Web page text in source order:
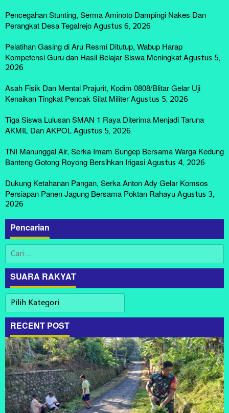
Pencegahan Stunting, Serma Aminoto Dampingi Nakes Dan
Perangkat Desa Tegalrejo Agustus 6, 2026
Pelatihan Gasing di Aru Resmi Ditutup, Wabup Harap
Kompetensi Guru dan Hasil Belajar Siswa Meningkat Agustus 5,
2026
Asah Fisik Dan Mental Prajurit, Kodim 0808/Blitar Gelar Uji
Kenaikan Tingkat Pencak Silat Militer Agustus 5, 2026
Tiga Siswa Lulusan SMAN 1 Raya Diterima Menjadi Taruna
AKMIL Dan AKPOL Agustus 5, 2026
TNI Manunggal Air, Serka Imam Sungep Bersama Warga Kedung
Banteng Gotong Royong Bersihkan Irigasi Agustus 4, 2026
Dukung Ketahanan Pangan, Serka Anton Ady Gelar Komsos
Persiapan Panen Jagung Bersama Poktan Rahayu Agustus 3,
2026
Pencarian
Cari
untuk:
SUARA RAKYAT
SUARA
RAKYAT
RECENT POST